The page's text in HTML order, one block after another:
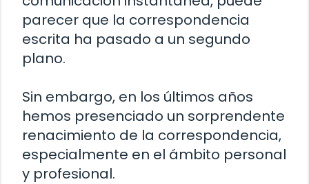
parecer que la correspondencia
escrita ha pasado a un segundo
plano.
Sin embargo, en los últimos años
hemos presenciado un sorprendente
renacimiento de la correspondencia,
especialmente en el ámbito personal
y profesional.